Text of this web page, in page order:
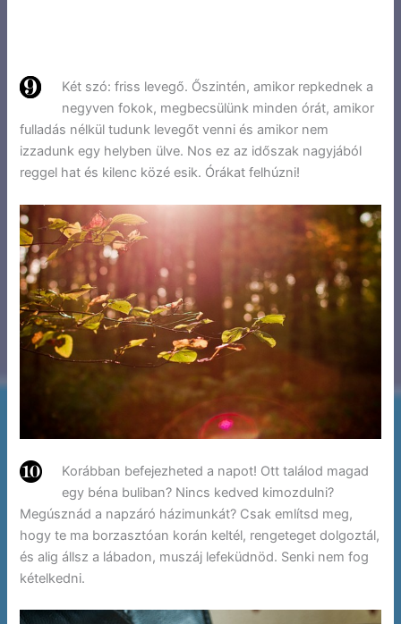
Két szó: friss levegő. Őszintén, amikor repkednek a
negyven fokok, megbecsülünk minden órát, amikor
fulladás nélkül tudunk levegőt venni és amikor nem
izzadunk egy helyben ülve. Nos ez az időszak nagyjából
reggel hat és kilenc közé esik. Órákat felhúzni!
Korábban befejezheted a napot! Ott találod magad
egy béna buliban? Nincs kedved kimozdulni?
Megúsznád a napzáró házimunkát? Csak említsd meg,
hogy te ma borzasztóan korán keltél, rengeteget dolgoztál,
és alig állsz a lábadon, muszáj lefeküdnöd. Senki nem fog
kételkedni.